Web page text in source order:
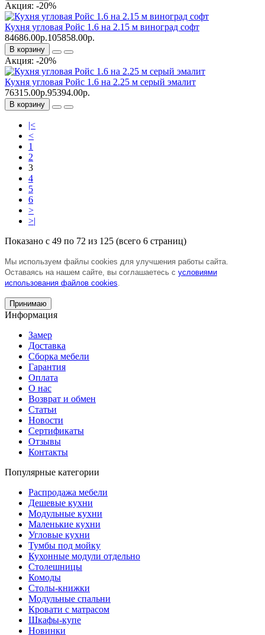
Акция: -20%
Кухня угловая Ройс 1.6 на 2.15 м виноград софт
84686.00р.105858.00р.
В корзину
Акция: -20%
Кухня угловая Ройс 1.6 на 2.25 м серый эмалит
76315.00р.95394.00р.
В корзину
|<
<
1
2
3
4
5
6
>
>|
Показано с 49 по 72 из 125 (всего 6 страниц)
Мы используем файлы cookies для улучшения работы сайта.
Оставаясь на нашем сайте, вы соглашаетесь с условиями
использования файлов cookies
Принимаю
Информация
Замер
Доставка
Сборка мебели
Гарантия
Оплата
О нас
Возврат и обмен
Статьи
Новости
Сертификаты
Отзывы
Контакты
Популярные категории
Распродажа мебели
Дешевые кухни
Модульные кухни
Маленькие кухни
Угловые кухни
Тумбы под мойку
Кухонные модули отдельно
Столешницы
Комоды
Столы-книжки
Модульные спальни
Кровати с матрасом
Шкафы-купе
Новинки